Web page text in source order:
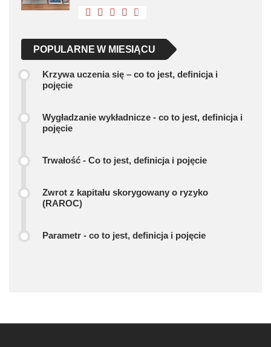
POPULARNE W MIESIĄCU
Krzywa uczenia się – co to jest, definicja i
pojęcie
Wygładzanie wykładnicze - co to jest, definicja i
pojęcie
Trwałość - Co to jest, definicja i pojęcie
Zwrot z kapitału skorygowany o ryzyko
(RAROC)
Parametr - co to jest, definicja i pojęcie